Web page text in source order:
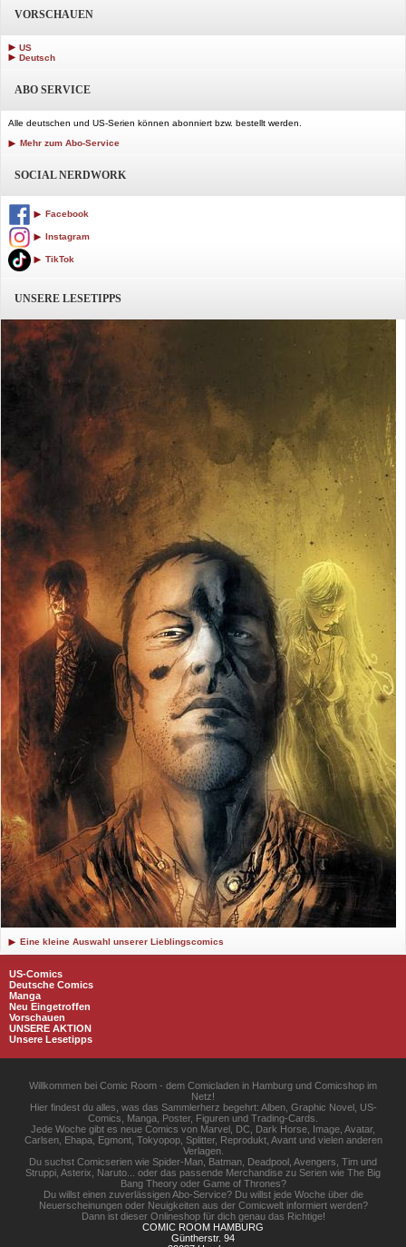
VORSCHAUEN
US
Deutsch
ABO SERVICE
Alle deutschen und US-Serien können abonniert bzw. bestellt werden.
Mehr zum Abo-Service
SOCIAL NERDWORK
Facebook
Instagram
TikTok
UNSERE LESETIPPS
Eine kleine Auswahl unserer Lieblingscomics
US-Comics
Deutsche Comics
Manga
Neu Eingetroffen
Vorschauen
UNSERE AKTION
Unsere Lesetipps
Willkommen bei Comic Room - dem Comicladen in Hamburg und Comicshop im
Netz!
Hier findest du alles, was das Sammlerherz begehrt: Alben, Graphic Novel, US-
Comics, Manga, Poster, Figuren und Trading-Cards.
Jede Woche gibt es neue Comics von Marvel, DC, Dark Horse, Image, Avatar,
Carlsen, Ehapa, Egmont, Tokyopop, Splitter, Reprodukt, Avant und vielen anderen
Verlagen.
Du suchst Comicserien wie Spider-Man, Batman, Deadpool, Avengers, Tim und
Struppi, Asterix, Naruto... oder das passende Merchandise zu Serien wie The Big
Bang Theory oder Game of Thrones?
Du willst einen zuverlässigen Abo-Service? Du willst jede Woche über die
Neuerscheinungen oder Neuigkeiten aus der Comicwelt informiert werden?
Dann ist dieser Onlineshop für dich genau das Richtige!
COMIC ROOM HAMBURG
Güntherstr. 94